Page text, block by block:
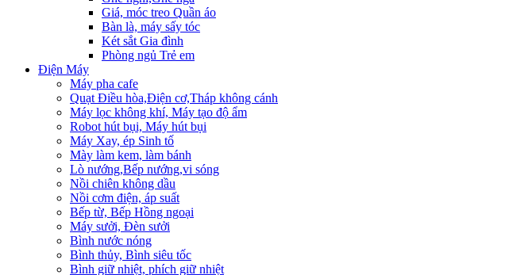
Giá, móc treo Quần áo
Bàn là, máy sấy tóc
Két sắt Gia đình
Phòng ngủ Trẻ em
Điện Máy
Máy pha cafe
Quạt Điều hòa,Điện cơ,Tháp không cánh
Máy lọc không khí, Máy tạo độ ẩm
Robot hút bụi, Máy hút bụi
Máy Xay, ép Sinh tố
Mày làm kem, làm bánh
Lò nướng,Bếp nướng,vi sóng
Nồi chiên không dầu
Nồi cơm điện, áp suất
Bếp từ, Bếp Hồng ngoại
Máy sưởi, Đèn sưởi
Bình nước nóng
Bình thủy, Bình siêu tốc
Bình giữ nhiệt, phích giữ nhiệt